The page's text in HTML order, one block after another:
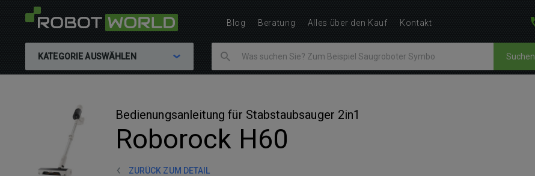
KATEGORIE AUSWÄHLEN Suchen
Bedienungsanleitung für Stabstaubsauger 2in1
Roborock H60
ZURÜCK ZUM DETAIL
Blog Beratung Alles über den Kauf Kontakt